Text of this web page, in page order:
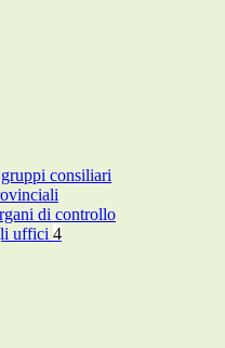
consiliari
di controllo
uffici 4